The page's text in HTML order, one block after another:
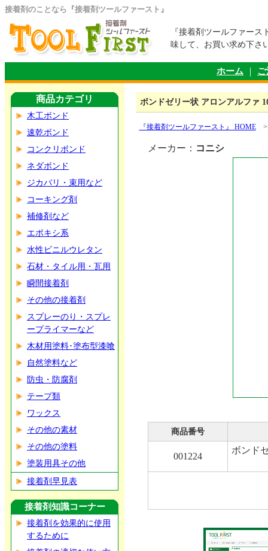
接着剤のことなら『接着剤ツールファースト』
『接着剤ツールファー
味して、お買い求め下さ
ホーム
商品カテゴリ
木工ボンド
速乾ボンド
コンクリボンド
ネダボンド
ジカバリ・束用など
コーキング剤
補修剤など
エポキシ系
水性ビニルウレタン
石材・タイル用・瓦用
瞬間接着剤
その他の接着剤
スプレーのり・スプレ
ープライマーなど
木材用塗料･塗布型漆喰
自然塗料など
防虫・防腐剤
テープ類
ワックス
その他の素材
その他の塗料
塗装用具その他
接着剤早見表
接着剤知識コーナー
接着剤を効果的に使用
するために
ボンドゼリー状 アロンアルファ
『接着剤ツールファースト』 HOME
メーカー： コニシ
商品番号
001224
ボンド